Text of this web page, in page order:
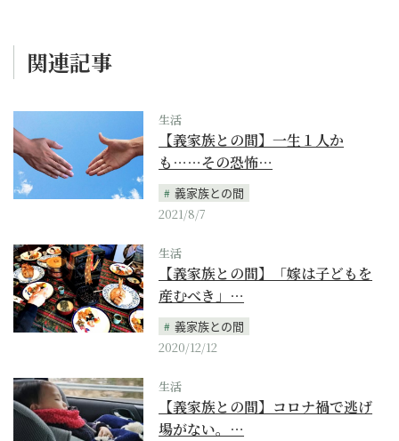
関連記事
生活
【義家族との間】一生１人か
も……その恐怖…
義家族との間
2021/8/7
生活
【義家族との間】「嫁は子どもを
産むべき」…
義家族との間
2020/12/12
生活
【義家族との間】コロナ禍で逃げ
場がない。…